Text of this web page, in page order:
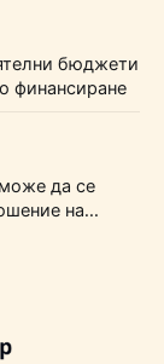
бюджети
финансиране
да се
на
да
да се намери